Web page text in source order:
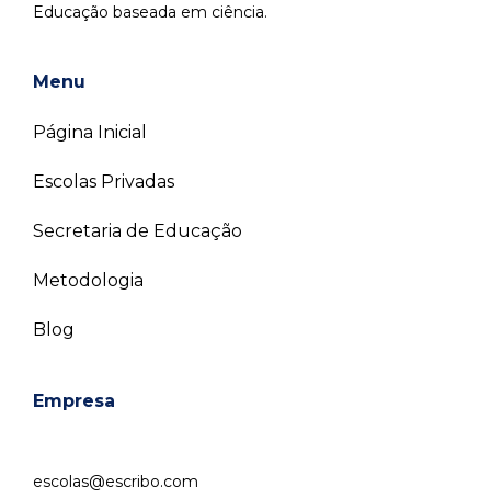
Educação baseada em ciência.
Menu
Página Inicial
Escolas Privadas
Secretaria de Educação
Metodologia
Blog
Empresa
escolas@escribo.com